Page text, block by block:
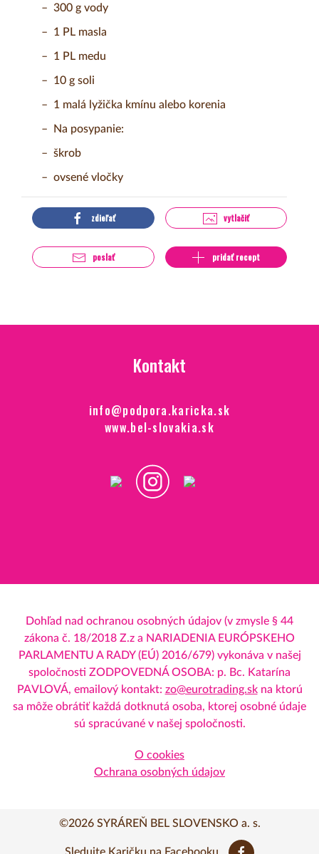
300 g vody
1 PL masla
1 PL medu
10 g soli
1 malá lyžička kmínu alebo korenia
Na posypanie:
škrob
ovsené vločky
zdieľať vytlačiť
poslať pridať recept
Kontakt
info@podpora.karicka.sk
www.bel-slovakia.sk
Dohľad nad ochranou osobných údajov (v zmysle § 44
zákona č. 18/2018 Z.z a NARIADENIA EURÓPSKEHO
PARLAMENTU A RADY (EÚ) 2016/679) vykonáva v našej
spoločnosti ZODPOVEDNÁ OSOBA: p. Bc. Katarína
PAVLOVÁ, emailový kontakt: zo@eurotrading.skna ktorú
sa môže obrátiť každá dotknutá osoba, ktorej osobné údaje
sú spracúvané v našej spoločnosti.
O cookies
Ochrana osobných údajov
©2026 SYRÁREŇ BEL SLOVENSKO a. s.
Sledujte Karičku na Facebooku